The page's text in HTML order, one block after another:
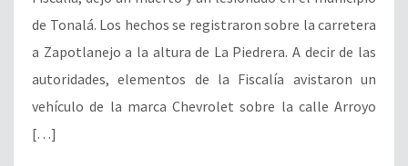
de Tonalá. Los hechos se registraron sobre la carretera
a Zapotlanejo a la altura de La Piedrera. A decir de las
autoridades, elementos de la Fiscalía avistaron un
vehículo de la marca Chevrolet sobre la calle Arroyo
[…]